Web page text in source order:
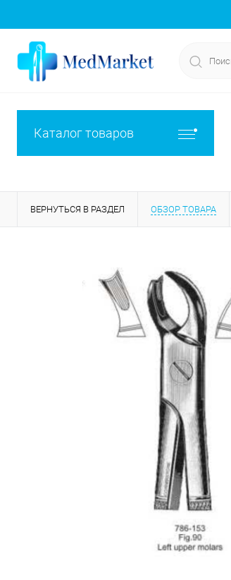
Каталог товаров
ВЕРНУТЬСЯ В РАЗДЕЛ ОБЗОР ТОВАРА